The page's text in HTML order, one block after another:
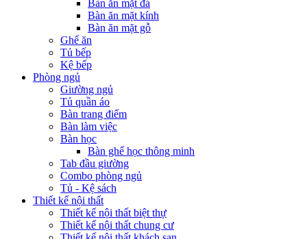
Bàn ăn mặt đá
Bàn ăn mặt kính
Bàn ăn mặt gỗ
Ghế ăn
Tủ bếp
Kệ bếp
Phòng ngủ
Giường ngủ
Tủ quần áo
Bàn trang điểm
Bàn làm việc
Bàn học
Bàn ghế học thông minh
Tab đầu giường
Combo phòng ngủ
Tủ - Kệ sách
Thiết kế nội thất
Thiết kế nội thất biệt thự
Thiết kế nội thất chung cư